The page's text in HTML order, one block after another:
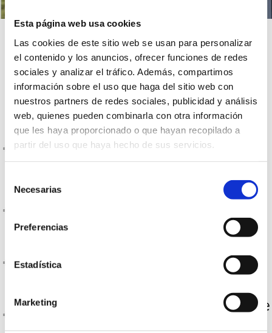
Esta página web usa cookies
Las cookies de este sitio web se usan para personalizar
el contenido y los anuncios, ofrecer funciones de redes
sociales y analizar el tráfico. Además, compartimos
información sobre el uso que haga del sitio web con
nuestros partners de redes sociales, publicidad y análisis
web, quienes pueden combinarla con otra información
que les haya proporcionado o que hayan recopilado a
partir del uso que haya hecho de sus servicios.
Necesarias
Preferencias
Estadística
Marketing
Preguntas frecuentes
¿Las UPO-250 con pinzas pueden
instalarse con las lamas en horizontal
/ vertical?
¿Hay otras opciones de inclinación
disponibles para éste modelo?
¿Cuál es la separación máxima entre
los rastreles de soporte?
¿Qué características tiene el rastrel de